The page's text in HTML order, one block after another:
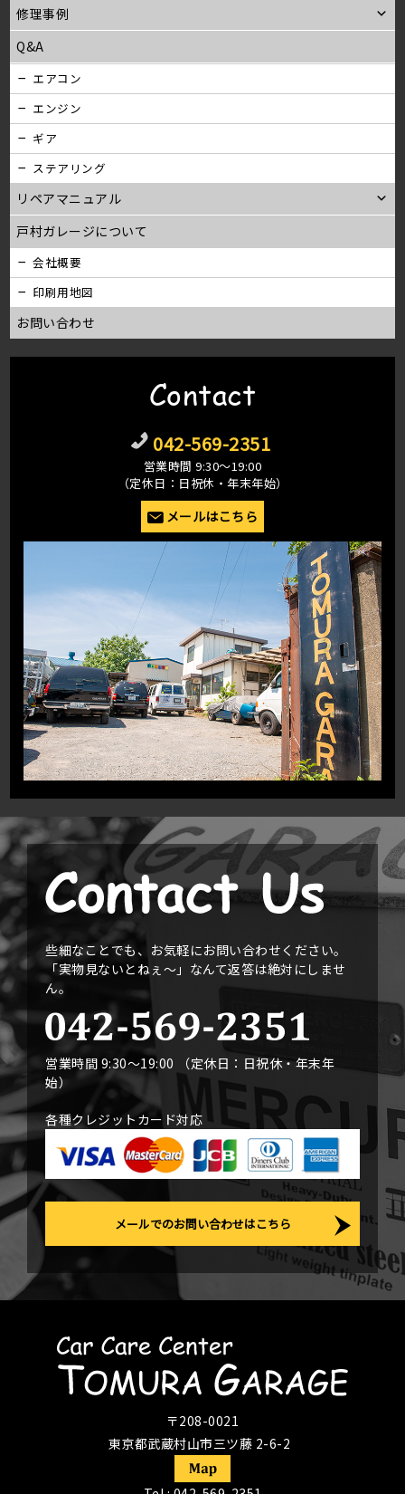
修理事例
Q&A
エアコン
エンジン
ギア
ステアリング
リペアマニュアル
戸村ガレージについて
会社概要
印刷用地図
お問い合わせ
Contact
042-569-2351
営業時間 9:30〜19:00
（定休日：日祝休・年末年始）
メールはこちら
些細なことでも、お気軽にお問い合わせください。
「実物見ないとねぇ〜」なんて返答は絶対にしませ
ん。
営業時間 9:30〜19:00 （定休日：日祝休・年末年
始）
各種クレジットカード対応
メールでのお問い合わせはこちら
〒208-0021
東京都武蔵村山市三ツ藤 2-6-2